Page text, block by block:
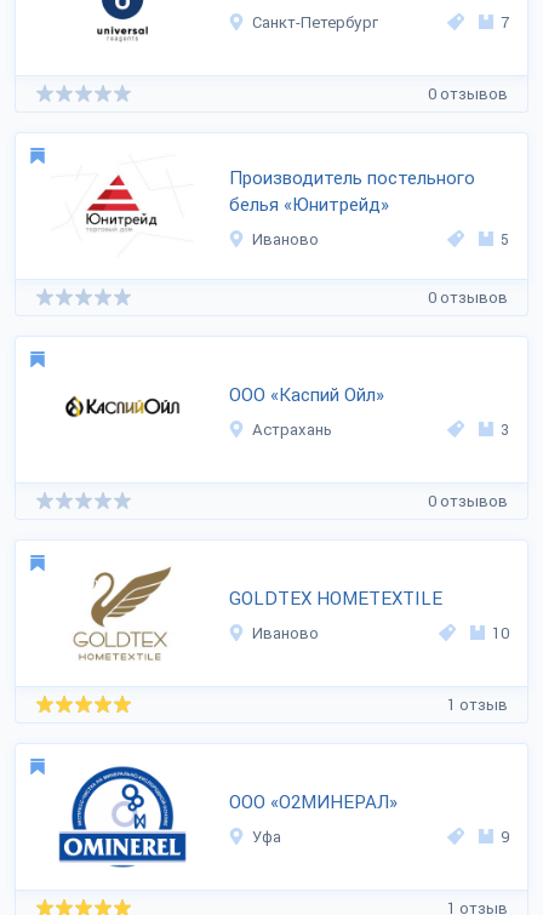
Санкт-Петербург 7
0 отзывов
Производитель постельного
белья «Юнитрейд»
Иваново 5
0 отзывов
ООО «Каспий Ойл»
Астрахань 3
0 отзывов
GOLDTEX HOMETEXTILE
Иваново 10
1 отзыв
ООО «О2МИНЕРАЛ»
Уфа 9
1 отзыв